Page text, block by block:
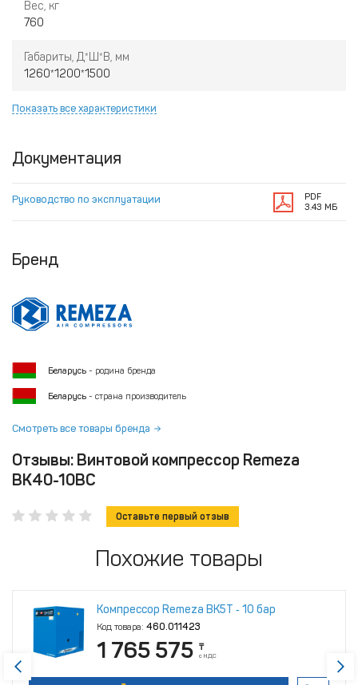
Вес, кг
760
Габариты, Д*Ш*В, мм
1260*1200*1500
Показать все характеристики
Документация
Руководство по эксплуатации
PDF
3.43 МБ
Бренд
Беларусь - родина бренда
Беларусь - страна производитель
Смотреть все товары бренда
Отзывы: Винтовой компрессор Remeza
ВК40-10ВС
Оставьте первый отзыв
Похожие товары
Компрессор Remeza ВК5Т ‑ 10 бар
Код товара: 460.011423
1 765 575 ₸
с НДС